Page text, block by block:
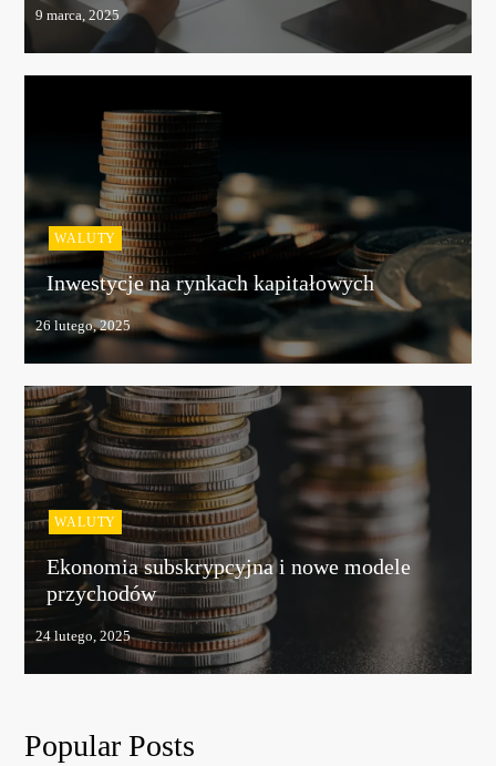
WALUTY
Inwestycje na rynkach kapitałowych
WALUTY
Ekonomia subskrypcyjna i nowe modele
przychodów
Popular Posts